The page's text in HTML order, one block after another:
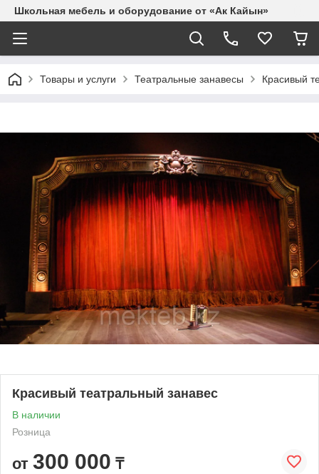
Школьная мебель и оборудование от «Ак Кайын»
Товары и услуги Театральные занавесы Красивый
Красивый театральный занавес
В наличии
Розница
от 300 000 ₸